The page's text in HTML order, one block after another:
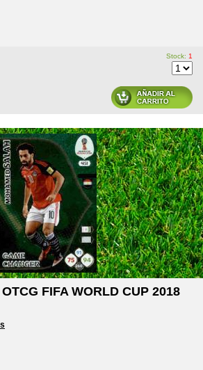
Stock: 1
FIFA WORLD CUP 2018